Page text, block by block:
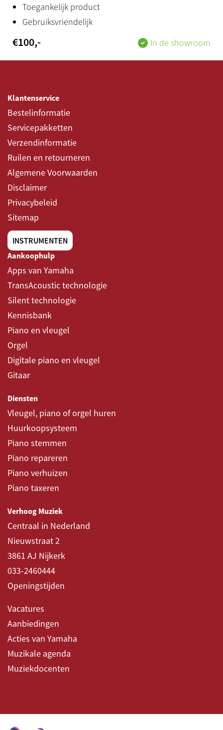
Toegankelijk product
Gebruiksvriendelijk
€100,- In de showroom
Klantenservice
Bestelinformatie
Servicepakketten
Verzendinformatie
Ruilen en retourneren
Algemene Voorwaarden
Disclaimer
Privacybeleid
Sitemap
INSTRUMENTEN
Aankoophulp
Apps van Yamaha
TransAcoustic technologie
Silent technologie
Kennisbank
Piano en vleugel
Orgel
Digitale piano en vleugel
Gitaar
Diensten
Vleugel, piano of orgel huren
Huurkoopsysteem
Piano stemmen
Piano repareren
Piano verhuizen
Piano taxeren
Verhoog Muziek
Centraal in Nederland
Nieuwstraat 2
3861 AJ Nijkerk
033-2460444
Openingstijden
Vacatures
Aanbiedingen
Acties van Yamaha
Muzikale agenda
Muziekdocenten